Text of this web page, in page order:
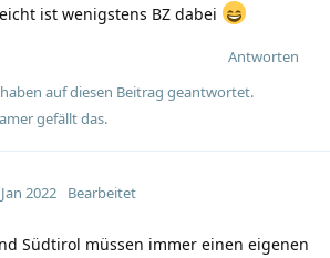
ist wenigstens BZ dabei
Antworten
haben auf diesen Beitrag geantwortet.
gefällt das.
2022 Bearbeitet
Südtirol müssen immer einen eigenen